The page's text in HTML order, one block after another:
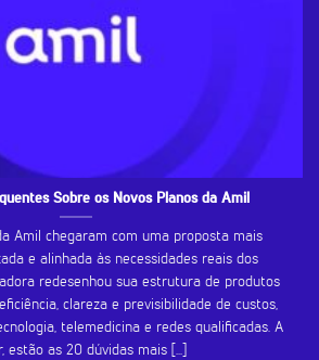
Sobre os Novos Planos da Amil
Amil chegaram com uma proposta mais
e alinhada às necessidades reais dos
redesenhou sua estrutura de produtos
clareza e previsibilidade de custos,
telemedicina e redes qualificadas. A
estão as 20 dúvidas mais [...]